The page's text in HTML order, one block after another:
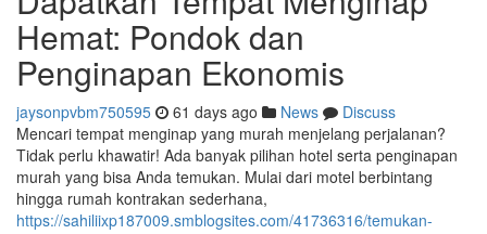
Hemat: Pondok dan
Penginapan Ekonomis
jaysonpvbm750595 61 days ago News
Discuss
Mencari tempat menginap yang murah menjelang perjalanan?
Tidak perlu khawatir! Ada banyak pilihan hotel serta penginapan
murah yang bisa Anda temukan. Mulai dari motel berbintang
hingga rumah kontrakan sederhana,
https://sahiliixp187009.smblogsites.com/41736316/temukan-